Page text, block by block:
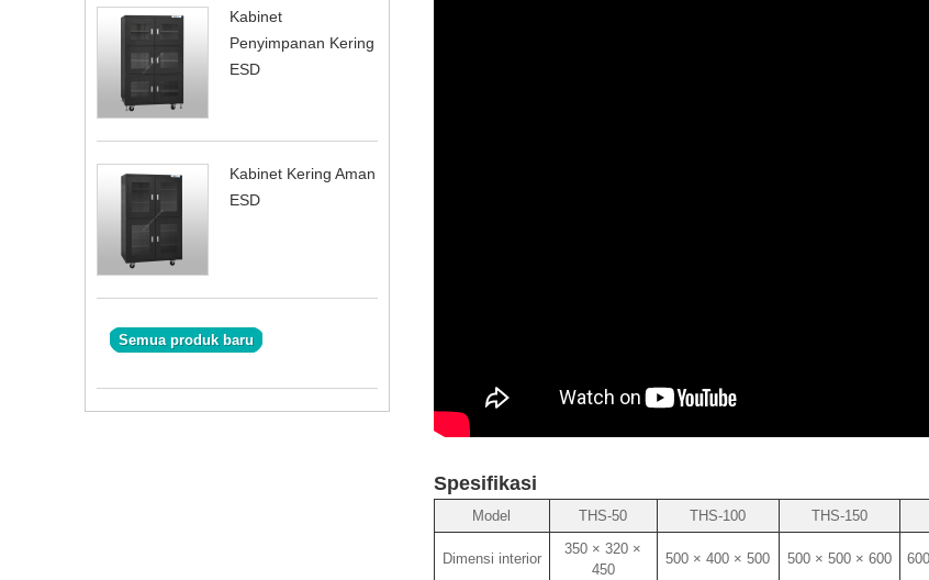
Kabinet
Penyimpanan Kering
ESD
Kabinet Kering Aman
ESD
Semua produk baru
Spesifikasi
Model THS-50 THS-100 THS-150
Dimensi interior
350 × 320 ×
450
500 × 400 × 500 500 × 500 × 600